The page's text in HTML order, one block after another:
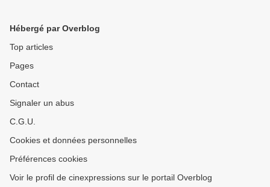
Hébergé par Overblog
Top articles
Pages
Contact
Signaler un abus
C.G.U.
Cookies et données personnelles
Préférences cookies
Voir le profil de cinexpressions sur le portail Overblog